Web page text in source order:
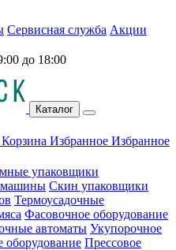
Сервисная служба Акции
до 18:00
Каталог
Корзина Избранное Избранное
упаковщики
машины Скин упаковщики
Термоусадочные
Фасовочное оборудование
автоматы Укупорочное
оборудование Прессовое